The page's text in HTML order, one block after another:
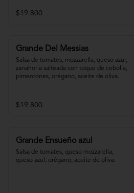
$19.800
Grande Del Messias
Salsa de tomates, mozzarella, queso azul,
zanahoria salteada con toque de cebolla,
pimentones, orégano, aceite de oliva.
$19.800
Grande Ensueño azul
Salsa de tomates, queso mozzarella,
queso azul, orégano, aceite de oliva.